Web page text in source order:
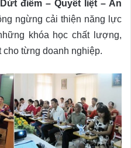
điểm – Quyết liệt – An
ngừng cải thiện năng lực
khóa học chất lượng,
từng doanh nghiệp.